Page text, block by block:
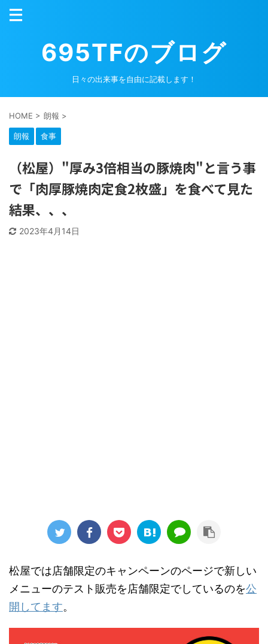
695TFのブログ
日々の出来事を自由に記載します！
HOME > 朗報 >
朗報 食事
（松屋）"厚み3倍相当の豚焼肉"と言う事
で「肉厚豚焼肉定食2枚盛」を食べて見た
結果、、、
2023年4月14日
松屋では店舗限定のキャンペーンのページで新しい
メニューのテスト販売を店舗限定でしているのを公
開してます。